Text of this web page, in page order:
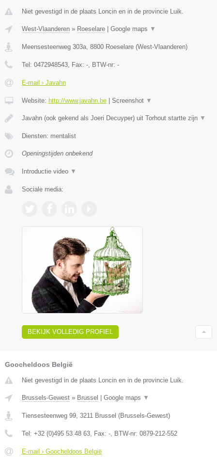
Niet gevestigd in de plaats Loncin en in de provincie Luik.
West-Vlaanderen » Roeselare Google maps ▼
Meensesteenweg 303a 8800 Roeselare (West-Vlaanderen)
Tel: 0472948543 , Fax: - , BTW-nr: -
E-mail › Javahn
Website: http://www.javahn.be Screenshot ▼
Javahn (ook gekend als Joeri Decuyper) uit Torhout startte zijn ▼
Diensten: mentalist
Openingstijden onbekend
Introductie video ▼
Sociale media:
BEKIJK VOLLEDIG PROFIEL
Goocheldoos België
Niet gevestigd in de plaats Loncin en in de provincie Luik.
Brussels-Gewest » Brussel | Google maps ▼
Tiensesteenweg 99 3211 Brussel (Brussels-Gewest)
Tel: +32 (0)495 53 48 63 , Fax: - , BTW-nr: 0879-212-552
E-mail › Goocheldoos België